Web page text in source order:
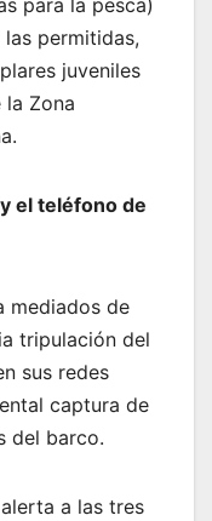
para la pesca)
permitidas,
juveniles
Zona
el teléfono de
mediados de
tripulación del
sus redes
captura de
del barco.
a las tres